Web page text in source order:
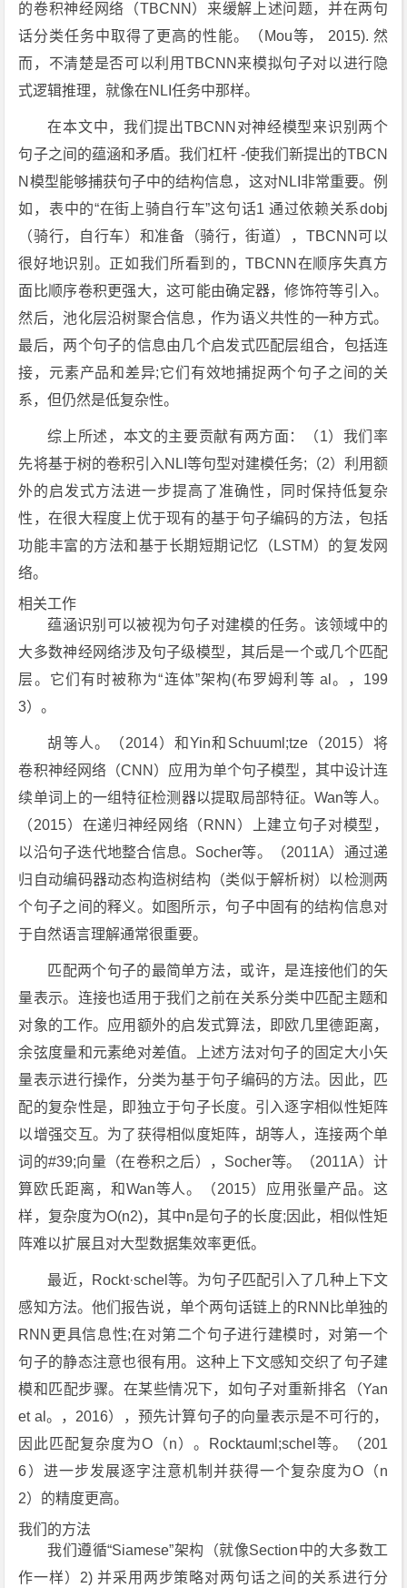
的卷积神经网络（TBCNN）来缓解上述问题，并在两句
话分类任务中取得了更高的性能。（Mou等， 2015). 然
而，不清楚是否可以利用TBCNN来模拟句子对以进行隐
式逻辑推理，就像在NLI任务中那样。
在本文中，我们提出TBCNN对神经模型来识别两个
句子之间的蕴涵和矛盾。我们杠杆 -使我们新提出的TBCN
N模型能够捕获句子中的结构信息，这对NLI非常重要。例
如，表中的“在街上骑自行车”这句话1 通过依赖关系dobj
（骑行，自行车）和准备（骑行，街道），TBCNN可以
很好地识别。正如我们所看到的，TBCNN在顺序失真方
面比顺序卷积更强大，这可能由确定器，修饰符等引入。
然后，池化层沿树聚合信息，作为语义共性的一种方式。
最后，两个句子的信息由几个启发式匹配层组合，包括连
接，元素产品和差异;它们有效地捕捉两个句子之间的关
系，但仍然是低复杂性。
综上所述，本文的主要贡献有两方面：（1）我们率
先将基于树的卷积引入NLI等句型对建模任务;（2）利用额
外的启发式方法进一步提高了准确性，同时保持低复杂
性，在很大程度上优于现有的基于句子编码的方法，包括
功能丰富的方法和基于长期短期记忆（LSTM）的复发网
络。
相关工作
蕴涵识别可以被视为句子对建模的任务。该领域中的
大多数神经网络涉及句子级模型，其后是一个或几个匹配
层。它们有时被称为“连体”架构(布罗姆利等 al。，199
3）。
胡等人。（2014）和Yin和Schuuml;tze（2015）将
卷积神经网络（CNN）应用为单个句子模型，其中设计连
续单词上的一组特征检测器以提取局部特征。Wan等人。
（2015）在递归神经网络（RNN）上建立句子对模型，
以沿句子迭代地整合信息。Socher等。（2011A）通过递
归自动编码器动态构造树结构（类似于解析树）以检测两
个句子之间的释义。如图所示，句子中固有的结构信息对
于自然语言理解通常很重要。
匹配两个句子的最简单方法，或许，是连接他们的矢
量表示。连接也适用于我们之前在关系分类中匹配主题和
对象的工作。应用额外的启发式算法，即欧几里德距离，
余弦度量和元素绝对差值。上述方法对句子的固定大小矢
量表示进行操作，分类为基于句子编码的方法。因此，匹
配的复杂性是，即独立于句子长度。引入逐字相似性矩阵
以增强交互。为了获得相似度矩阵，胡等人，连接两个单
词的#39;向量（在卷积之后），Socher等。（2011A）计
算欧氏距离，和Wan等人。（2015）应用张量产品。这
样，复杂度为O(n2)，其中n是句子的长度;因此，相似性矩
阵难以扩展且对大型数据集效率更低。
最近，Rockt·schel等。为句子匹配引入了几种上下文
感知方法。他们报告说，单个两句话链上的RNN比单独的
RNN更具信息性;在对第二个句子进行建模时，对第一个
句子的静态注意也很有用。这种上下文感知交织了句子建
模和匹配步骤。在某些情况下，如句子对重新排名（Yan
et al。，2016），预先计算句子的向量表示是不可行的，
因此匹配复杂度为O（n）。Rocktauml;schel等。（201
6）进一步发展逐字注意机制并获得一个复杂度为O（n
2）的精度更高。
我们的方法
我们遵循“Siamese”架构（就像Section中的大多数工
作一样）2) 并采用两步策略对两句话之间的关系进行分